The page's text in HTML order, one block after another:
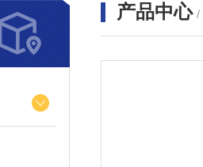
产品中心 /